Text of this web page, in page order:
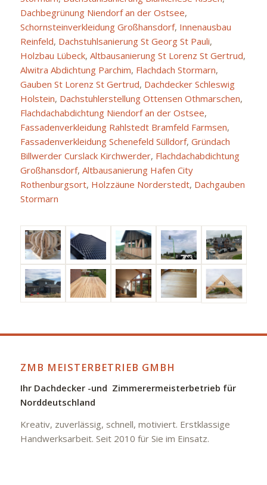
Dachbegrünung Niendorf an der Ostsee,
Schornsteinverkleidung Großhansdorf, Innenausbau
Reinfeld, Dachstuhlsanierung St Georg St Pauli,
Holzbau Lübeck, Altbausanierung St Lorenz St Gertrud,
Alwitra Abdichtung Parchim, Flachdach Stormarn,
Gauben St Lorenz St Gertrud, Dachdecker Schleswig
Holstein, Dachstuhlerstellung Ottensen Othmarschen,
Flachdachabdichtung Niendorf an der Ostsee,
Fassadenverkleidung Rahlstedt Bramfeld Farmsen,
Fassadenverkleidung Schenefeld Sülldorf, Gründach
Billwerder Curslack Kirchwerder, Flachdachabdichtung
Großhansdorf, Altbausanierung Hafen City
Rothenburgsort, Holzzäune Norderstedt, Dachgauben
Stormarn
ZMB MEISTERBETRIEB GMBH
Ihr Dachdecker -und Zimmerermeisterbetrieb für
Norddeutschland
Kreativ, zuverlässig, schnell, motiviert. Erstklassige
Handwerksarbeit. Seit 2010 für Sie im Einsatz.